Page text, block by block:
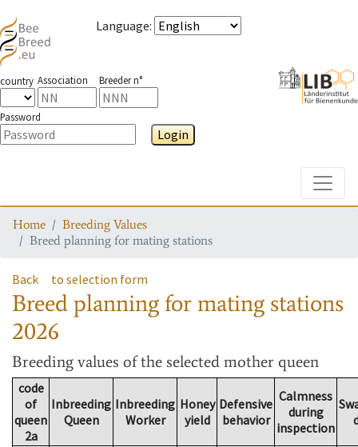
Language:
country Association Breeder n°
Password
Login
Home
Breeding Values
Breed planning for mating stations
Back to selection form
Breed planning for mating stations
2026
Breeding values of the selected mother queen
code
of
queen
2a
Inbreeding
Queen
Inbreeding
Worker
Honey
yield
Defensive
behavior
Calmness
during
inspection